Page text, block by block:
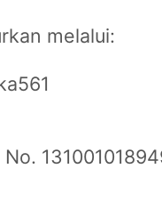
melalui: